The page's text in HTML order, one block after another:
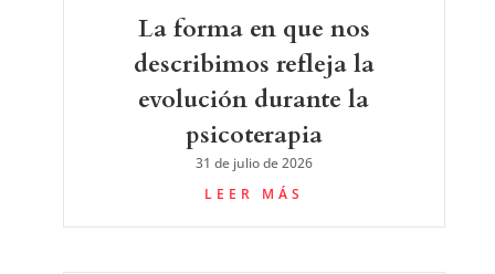
La forma en que nos
describimos refleja la
evolución durante la
psicoterapia
31 de julio de 2026
LEER MÁS